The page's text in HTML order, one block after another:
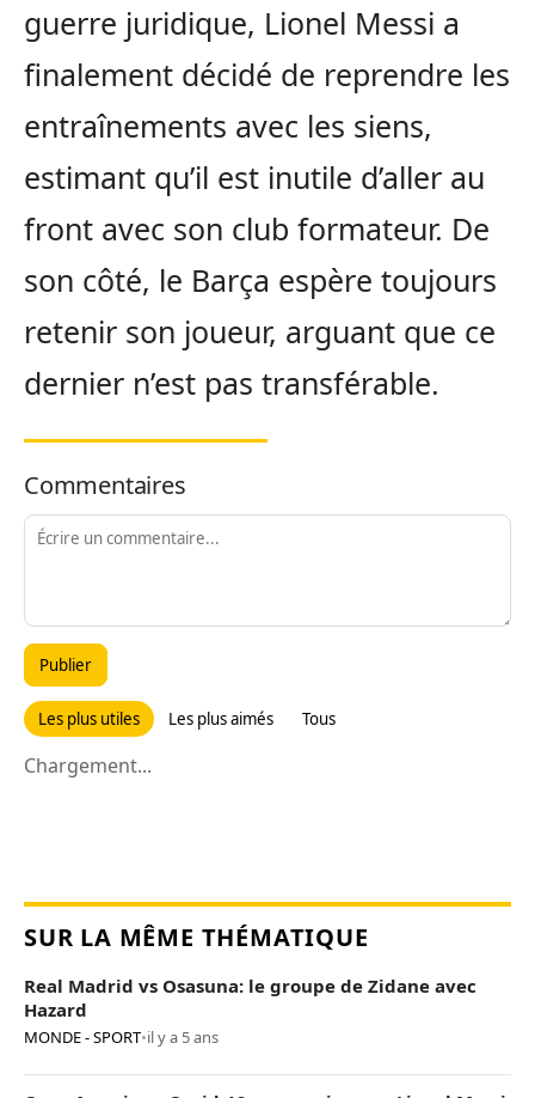
guerre juridique, Lionel Messi a
finalement décidé de reprendre les
entraînements avec les siens,
estimant qu’il est inutile d’aller au
front avec son club formateur. De
son côté, le Barça espère toujours
retenir son joueur, arguant que ce
dernier n’est pas transférable.
Commentaires
Publier
Les plus utiles Les plus aimés Tous
Chargement...
SUR LA MÊME THÉMATIQUE
Real Madrid vs Osasuna: le groupe de Zidane avec
Hazard
MONDE - SPORT•il y a 5 ans